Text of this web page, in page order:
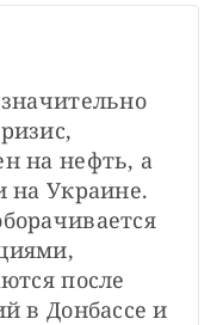
на нефть, а
на Украине.
после
в Донбассе и